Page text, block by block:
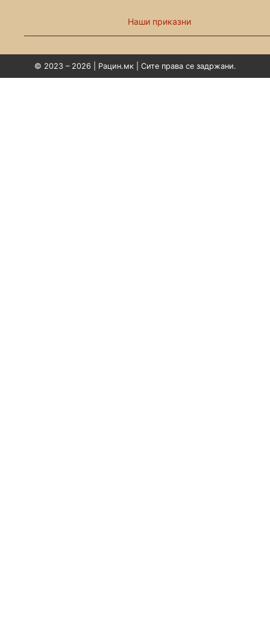
Наши приказни
© 2023 – 2026 | Рацин.мк | Сите права се задржани.